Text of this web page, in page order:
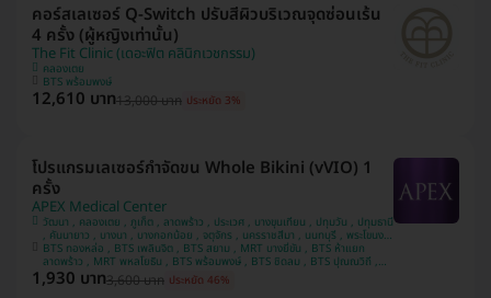
คอร์สเลเซอร์ Q-Switch ปรับสีผิวบริเวณจุดซ่อนเร้น
4 ครั้ง (ผู้หญิงเท่านั้น)
The Fit Clinic (เดอะฟิต คลินิกเวชกรรม)
คลองเตย
BTS พร้อมพงษ์
12,610 บาท13,000 บาท ประหยัด 3%
โปรแกรมเลเซอร์กำจัดขน Whole Bikini (vVIO) 1
ครั้ง
APEX Medical Center
วัฒนา , คลองเตย , ภูเก็ต , ลาดพร้าว , ประเวศ , บางขุนเทียน , ปทุมวัน , ปทุมธานี
, คันนายาว , บางนา , บางกอกน้อย , จตุจักร , นครราชสีมา , นนทบุรี , พระโขนง ,
บางรัก , ชลบุรี , ห้วยขวาง , เชียงใหม่ , พระนครศรีอยุธยา , สมุทรปราการ ,
ประจวบคีรีขันธ์ , บางคอแหลม , ยานนาวา , หลักสี่ , นครสวรรค์ , บางแค ,
BTS ทองหล่อ , BTS เพลินจิต , BTS สยาม , MRT บางยี่ขัน , BTS ห้าแยก
ลาดพร้าว , MRT พหลโยธิน , BTS พร้อมพงษ์ , BTS ชิดลม , BTS ปุณณวิถี ,
MRT สีลม , BTS ศาลาแดง , MRT พระราม 9 , MRT ลาดพร้าว 71 , MRT สาม
ย่าน , BTS นานา , MRT สุขุมวิท , BTS อโศก , BTS เจริญนคร , MRT สวนหลวง
1,930 บาท3,600 บาท ประหยัด 46%